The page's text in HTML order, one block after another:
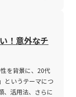
偏差といった形
柄は、短時間で
リスクハイリター
、安定的な価格
ます。 ボラティ
「ヒストリカルボ
た「インプライド
！意外なチ
を背景に、20代
というテーマにつ
、活用法、さらに